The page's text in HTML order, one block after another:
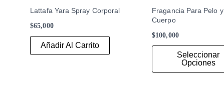
Lattafa Yara Spray Corporal
$65,000
Añadir Al Carrito
Fragancia Para Pelo y
Cuerpo
$100,000
Seleccionar
Opciones